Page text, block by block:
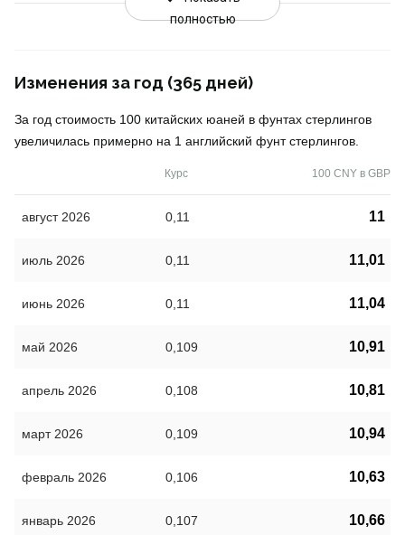
полностью
Изменения за год (365 дней)
За год стоимость 100 китайских юаней в фунтах стерлингов
увеличилась примерно на 1 английский фунт стерлингов.
Курс 100 CNY в GBP
август 2026 0,11 11
июль 2026 0,11 11,01
июнь 2026 0,11 11,04
май 2026 0,109 10,91
апрель 2026 0,108 10,81
март 2026 0,109 10,94
февраль 2026 0,106 10,63
январь 2026 0,107 10,66